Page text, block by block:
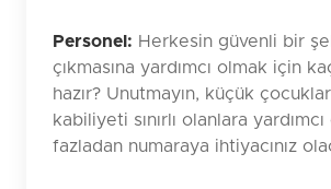
Personel: Herkesin güvenli bir
çıkmasına yardımcı olmak için
hazır? Unutmayın, küçük
kabiliyeti sınırlı olanlara
fazladan numaraya ihtiyacınız